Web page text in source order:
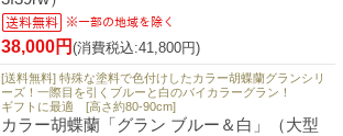
38,000円 (消費税込:41,800円)
[送料無料] 特殊な塗料で色付けしたカラー胡蝶蘭グランシリ
ーズ！一際目を引くブルーと白のバイカラーグラン！
ギフトに最適 [高さ約80-90cm]
カラー胡蝶蘭「グラン ブルー＆白」（大型